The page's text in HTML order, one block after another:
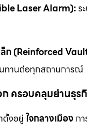
Laser Alarm):ร
ก (Reinforced
ทานต่อทุกสถานการณ์
ก ครอบคลุมย่านธุ
ตั้งอยู่ใจกลางเมือง ก